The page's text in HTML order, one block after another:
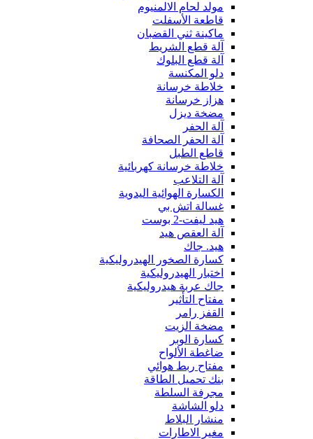
مولد لحام الالمنيوم
قاطعة الأسفلت
ماكينة ثني القضبان
آلة قطع الشريط
آلة قطع البلوك
دلو المكنسة
خلاطة خرسانة
هزاز خرسانة
مضخة ديزل
آلة الحفر
آلة الحفر الصحافة
قاطع الطبل
خلاطة خرسانة كهربائية
آلة التلاعب
الكسارة الهوائية اليدوية
غسالة اتش بي
هيد ليفت-2 بوست
آلة العقص هيد
هيد. جاك
كسارة الصخور الهيدروليكية
اختبار الهيدروليكية
جاك عربة هيدروليكية
مفتاح التأثير
القفز رامر
مضخة الزيت
كسارة الوبر
ضاغطة الألواح
مفتاح ربط هوائي
بنك تحميل الطاقة
مجرفة السلطة
دلو الشاشة
منشار البلاط
مغير الاطارات